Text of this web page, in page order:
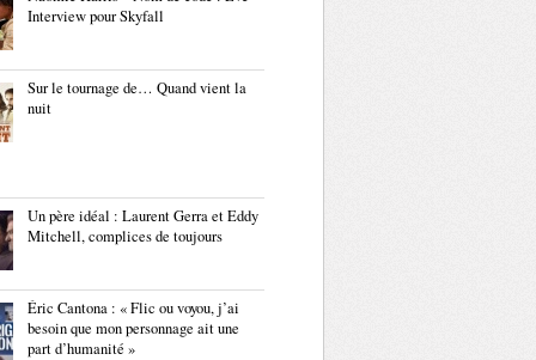
Interview pour Skyfall
Sur le tournage de… Quand vient la
nuit
Un père idéal : Laurent Gerra et Eddy
Mitchell, complices de toujours
Éric Cantona : « Flic ou voyou, j’ai
besoin que mon personnage ait une
part d’humanité »